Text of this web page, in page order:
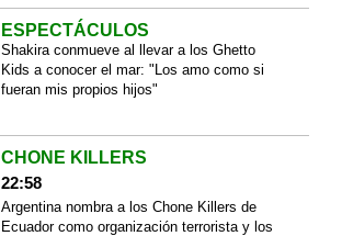
ESPECTÁCULOS
Shakira conmueve al llevar a los Ghetto
Kids a conocer el mar: "Los amo como si
fueran mis propios hijos"
CHONE KILLERS
22:58
Argentina nombra a los Chone Killers de
Ecuador como organización terrorista y los